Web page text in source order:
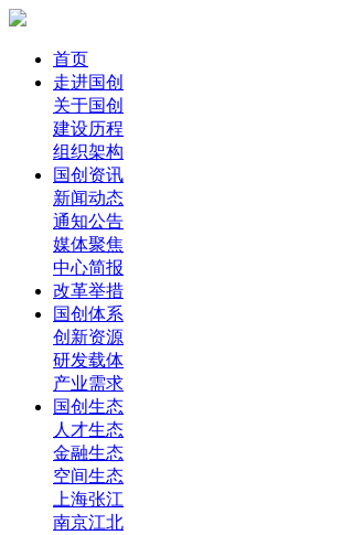
首页
走进国创
关于国创
建设历程
组织架构
国创资讯
新闻动态
通知公告
媒体聚焦
中心简报
改革举措
国创体系
创新资源
研发载体
产业需求
国创生态
人才生态
金融生态
空间生态
上海张江
南京江北